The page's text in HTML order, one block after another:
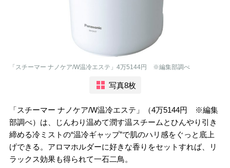
「スチーマー ナノケア/W温冷エステ」4万5144円 ※編集部調べ
写真8枚
「スチーマー ナノケア/W温冷エステ」（4万5144円 ※編集
部調べ）は、じんわり温めて潤す温スチームとひんやり引き
締める冷ミストの“温冷ギャップ”で肌のハリ感をぐっと底上
げできる。アロマホルダーに好きな香りをセットすれば、リ
ラックス効果も得られて一石二鳥。